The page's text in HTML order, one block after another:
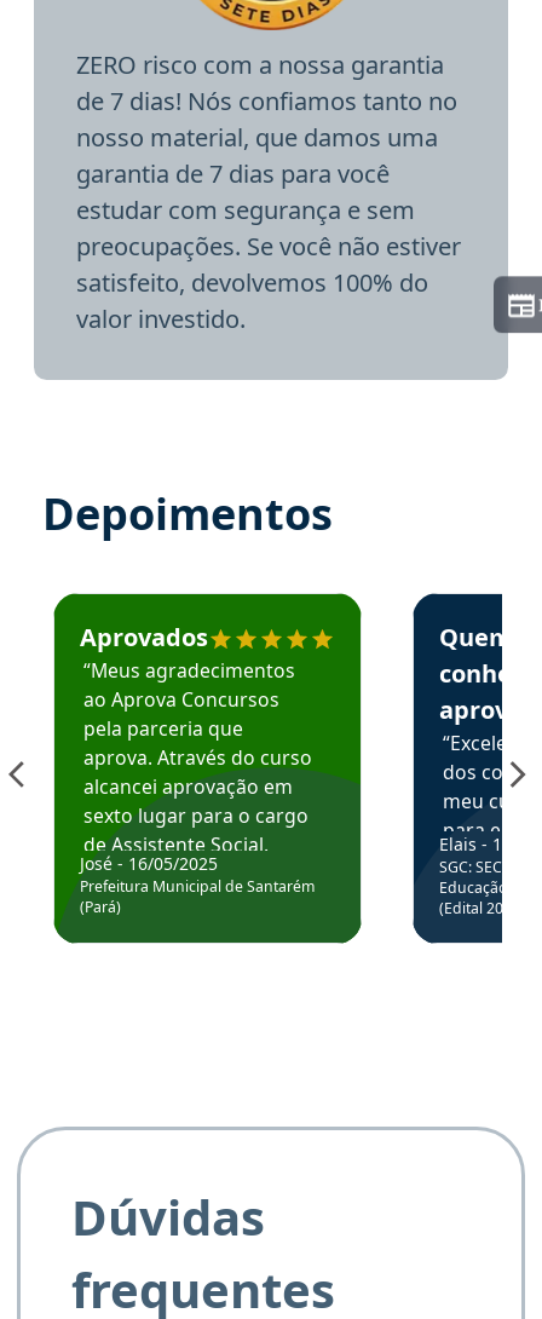
ZERO risco com a nossa garantia
de 7 dias! Nós confiamos tanto no
nosso material, que damos uma
garantia de 7 dias para você
estudar com segurança e sem
preocupações. Se você não estiver
satisfeito, devolvemos 100% do
valor investido.
Depoimentos
Estudante José recomenda o Aprova Concursos em
Aprovados
“Meus agradecimentos
ao Aprova Concursos
pela parceria que
aprova. Através do curso
alcancei aprovação em
sexto lugar para o cargo
de Assistente Social.
Hoje estou atuando na
Prefeitura de Santarém.
José - 16/05/2025
Prefeitura Municipal de Santarém
(Pará)
Estudante
Quem
aprova
dos
meu
para
colocar
através
de
Elais - 15/
SGC: SEC BA
Educação
(Edital
Dúvidas
frequentes